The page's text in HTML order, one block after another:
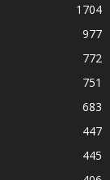
1704
977
772
751
683
447
445